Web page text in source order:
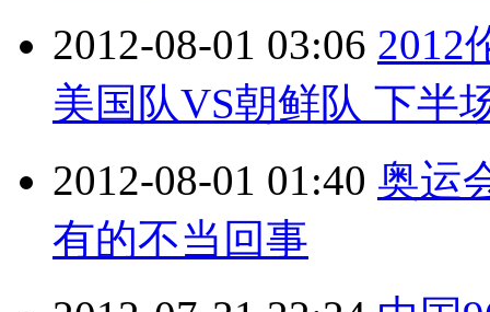
2012-08-01 03:06 2012
美国队VS朝鲜队 下半
2012-08-01 01:40 奥运
有的不当回事